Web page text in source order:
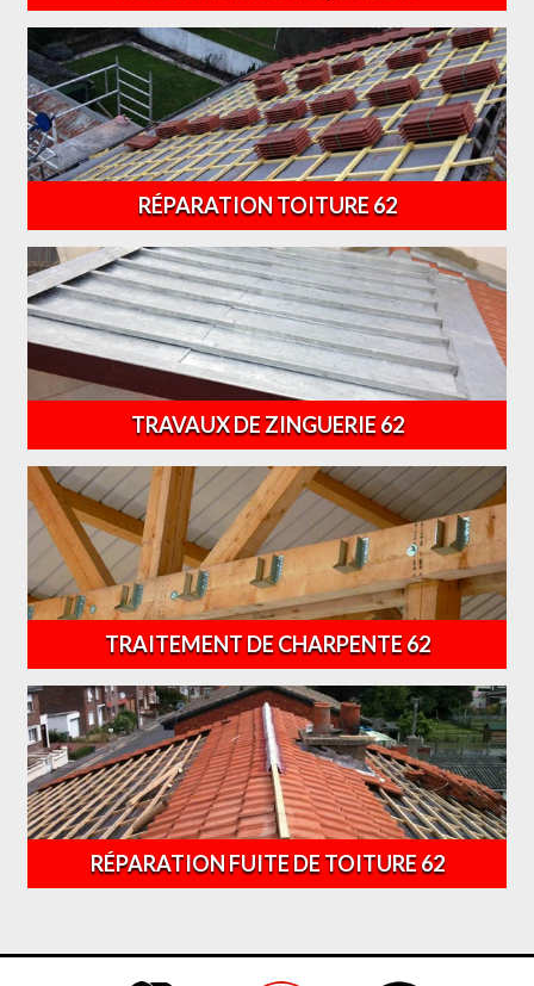
RÉPARATION TOITURE 62
TRAVAUX DE ZINGUERIE 62
TRAITEMENT DE CHARPENTE 62
RÉPARATION FUITE DE TOITURE 62